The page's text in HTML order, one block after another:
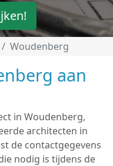
Woudenberg
aan
in Woudenberg,
architecten in
de contactgegevens
nodig is tijdens de